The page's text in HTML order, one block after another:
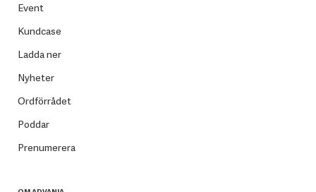
Event
Kundcase
Ladda ner
Nyheter
Ordförrådet
Poddar
Prenumerera